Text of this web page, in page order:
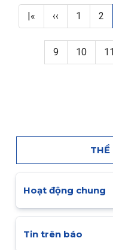
First page
|« Previous page
‹‹ Page
1 2
Page
9 Page
10 11
THỂ
Hoạt động chung
Tin trên báo